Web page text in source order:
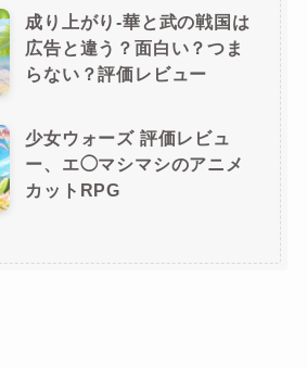
成り上がり-華と武の戦国は
広告と違う？面白い？つま
らない？評価レビュー
少女ウォーズ 評価レビュ
ー、エ◯マシマシのアニメ
カットRPG